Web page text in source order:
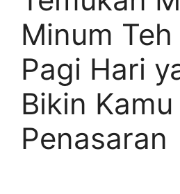
Minum
Pagi Hari
Bikin Kamu
Penasaran